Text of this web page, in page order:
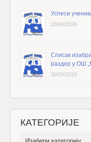
Успеси
20/04/2026
Списак
раздер у ОШ
30/03/2026
КАТЕГОРИЈЕ
КАТЕГОРИЈЕ